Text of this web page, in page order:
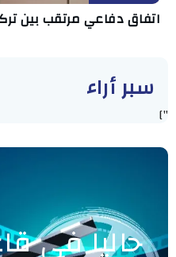
اتفاق دفاعي مرتقب بين
سبر أراء
"]
حاليا في